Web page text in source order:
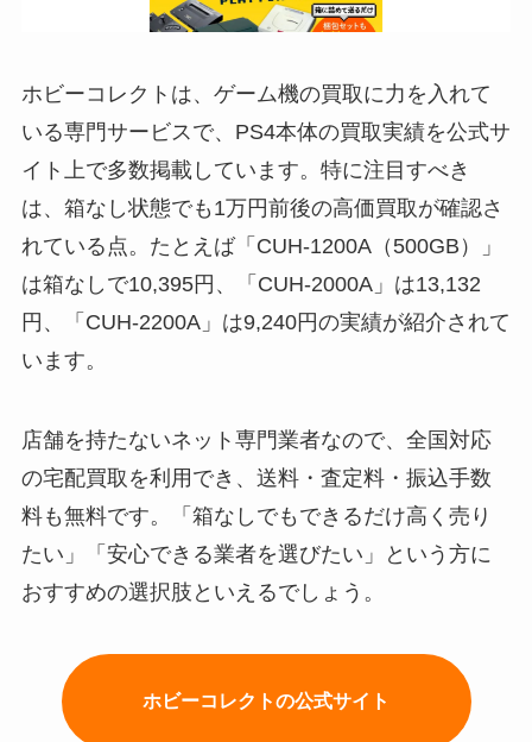
ホビーコレクトは、ゲーム機の買取に力を入れて
いる専門サービスで、PS4本体の買取実績を公式サ
イト上で多数掲載しています。特に注目すべき
は、箱なし状態でも1万円前後の高価買取が確認さ
れている点。たとえば「CUH-1200A（500GB）」
は箱なしで10,395円、「CUH-2000A」は13,132
円、「CUH-2200A」は9,240円の実績が紹介されて
います。
店舗を持たないネット専門業者なので、全国対応
の宅配買取を利用でき、送料・査定料・振込手数
料も無料です。「箱なしでもできるだけ高く売り
たい」「安心できる業者を選びたい」という方に
おすすめの選択肢といえるでしょう。
ホビーコレクトの公式サイト